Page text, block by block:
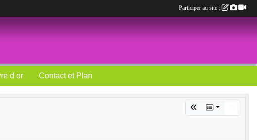
d or Contact et Plan
Participer au site :